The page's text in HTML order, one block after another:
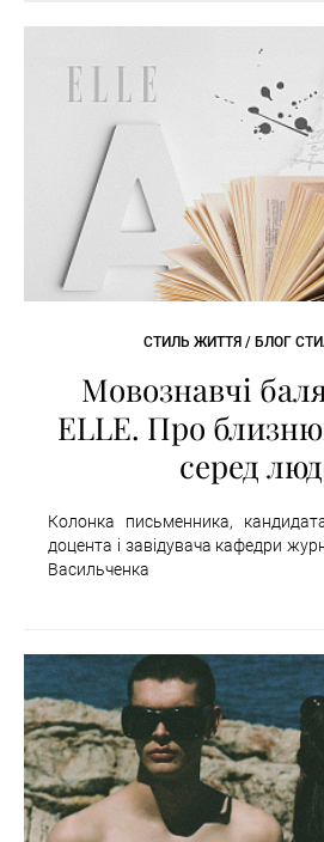
СТИЛЬ ЖИТТЯ / БЛОГ
Мовознавчі
ELLE. Про
серед
Колонка письменника,
доцента і завідувача кафедри
Васильченка